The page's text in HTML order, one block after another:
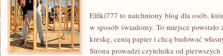
Elfiki777 to natchniony blog dla osób,
w sposób świadomy. To miejsce
kreskę, cenią papier i chcą budować
Strona prowadzi czytelnika od